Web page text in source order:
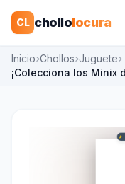
CL chollolocura
Inicio Chollos Juguete
¡Colecciona los Minix